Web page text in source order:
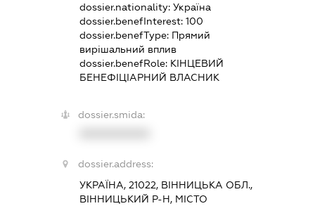
dossier.nationality:Україна
dossier.benefInterest:100
dossier.benefType: Прямий
вирішальний вплив
dossier.benefRole: КІНЦЕВИЙ
БЕНЕФІЦІАРНИЙ ВЛАСНИК
dossier.smida:
dossier.address:
УКРАЇНА, 21022, ВІННИЦЬКА ОБЛ.,
ВІННИЦЬКИЙ Р-Н, МІСТО